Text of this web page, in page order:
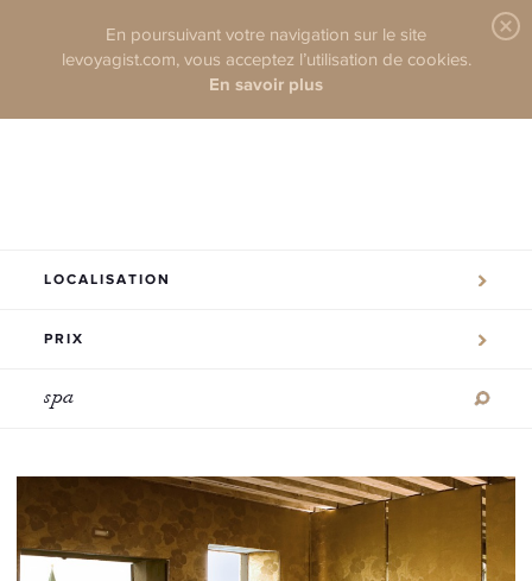
LOCALISATION
PRIX
En poursuivant votre navigation sur le site
levoyagist.com, vous acceptez l’utilisation de cookies.
En savoir plus